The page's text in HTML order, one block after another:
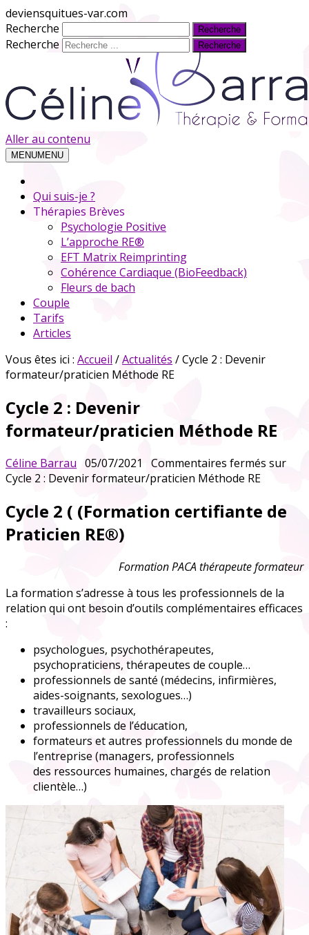
deviensquitues-var.com
Recherche
Recherche
Aller au contenu
MENUMENU
Qui suis-je ?
Thérapies Brèves
Psychologie Positive
L’approche RE®
EFT Matrix Reimprinting
Cohérence Cardiaque (BioFeedback)
Fleurs de bach
Couple
Tarifs
Articles
Vous êtes ici : Accueil /Actualités / Cycle 2 : Devenir
formateur/praticien Méthode RE
Cycle 2 : Devenir
formateur/praticien Méthode RE
Céline Barrau 05/07/2021 Commentaires fermés sur
Cycle 2 : Devenir formateur/praticien Méthode RE
Cycle 2 ( (Formation certifiante de
Praticien RE®)
Formation PACA thérapeute formateur
La formation s’adresse à tous les professionnels de la
relation qui ont besoin d’outils complémentaires efficaces
:
psychologues, psychothérapeutes,
psychopraticiens, thérapeutes de couple…
professionnels de santé (médecins, infirmières,
aides-soignants, sexologues…)
travailleurs sociaux,
professionnels de l’éducation,
formateurs et autres professionnels du monde de
l’entreprise (managers, professionnels
des ressources humaines, chargés de relation
clientèle…)